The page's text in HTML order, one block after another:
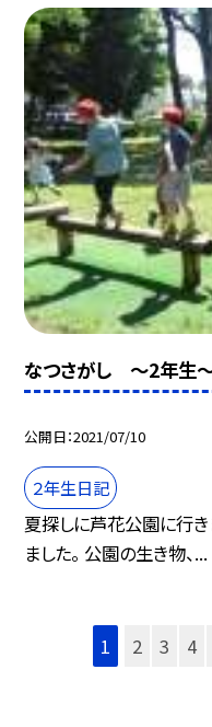
なつさがし 〜2年生
公開日 2021/07/10
２年生日記
夏探しに芦花公園に行き
ました。 公園の生き物、...
1 2 3 4